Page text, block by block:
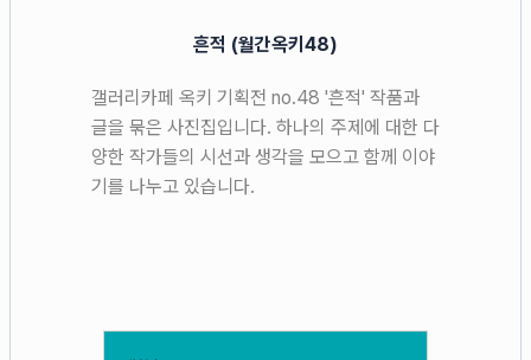
흔적 (월간옥키48)
갤러리카페 옥키 기획전 no.48 '흔적' 작품과
글을 묶은 사진집입니다. 하나의 주제에 대한 다
양한 작가들의 시선과 생각을 모으고 함께 이야
기를 나누고 있습니다.